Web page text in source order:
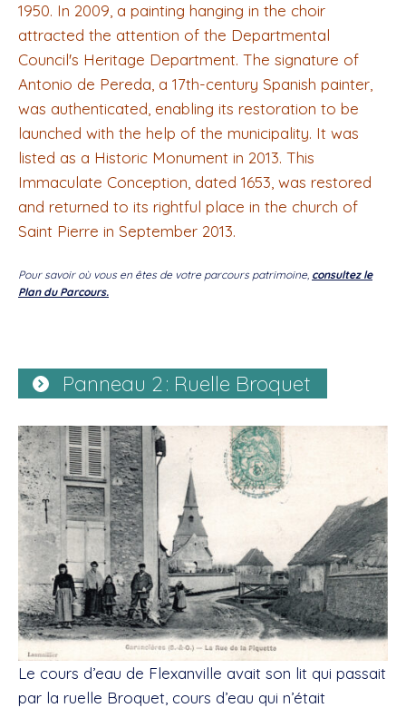
1950. In 2009, a painting hanging in the choir
attracted the attention of the Departmental
Council's Heritage Department. The signature of
Antonio de Pereda, a 17th-century Spanish painter,
was authenticated, enabling its restoration to be
launched with the help of the municipality. It was
listed as a Historic Monument in 2013. This
Immaculate Conception, dated 1653, was restored
and returned to its rightful place in the church of
Saint Pierre in September 2013.
Pour savoir où vous en êtes de votre parcours patrimoine, consultez le
Plan du Parcours.
Panneau 2 : Ruelle Broquet
Le cours d’eau de Flexanville avait son lit qui passait
par la ruelle Broquet, cours d’eau qui n’était